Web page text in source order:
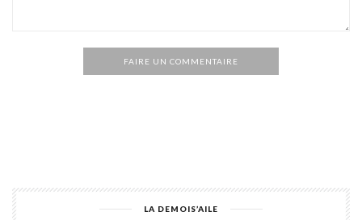
FAIRE UN COMMENTAIRE
LA DEMOIS’AILE